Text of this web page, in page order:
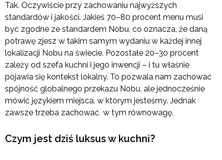
Tak. Oczywiście przy zachowaniu najwyższych
standardów i jakości. Jakieś 70–80 procent menu musi
być zgodne ze standardem Nobu, co oznacza, że daną
potrawę zjesz w takim samym wydaniu w każdej innej
lokalizacji Nobu na świecie. Pozostałe 20–30 procent
zależy od szefa kuchni i jego inwencji – i tu właśnie
pojawia się kontekst lokalny. To pozwala nam zachować
spójność globalnego przekazu Nobu, ale jednocześnie
mówić językiem miejsca, w którym jesteśmy. Jednak
zawsze trzeba zachować w tym równowagę.
Czym jest dziś luksus w kuchni?